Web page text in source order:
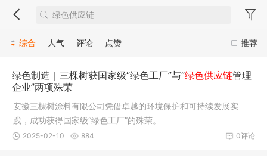
推荐
综合 人气 评论 点赞
绿色制造｜三棵树获国家级“绿色工厂”与“绿色供应链管理
企业”两项殊荣
安徽三棵树涂料有限公司凭借卓越的环境保护和可持续发展实
践，成功获得国家级“绿色工厂”的殊荣。
0评论
2025-02-10 884